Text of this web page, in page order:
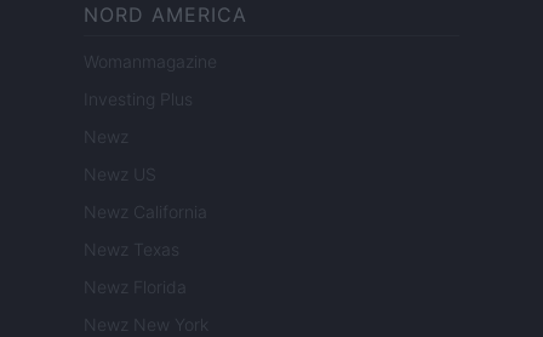
NORD AMERICA
Womanmagazine
Investing Plus
Newz
Newz US
Newz California
Newz Texas
Newz Florida
Newz New York